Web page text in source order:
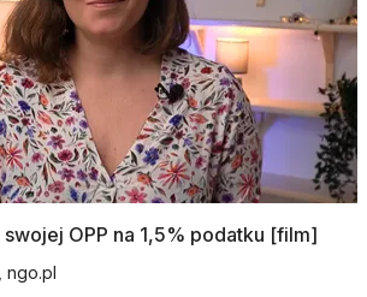
OPP na 1,5% podatku [film]
ngo.pl